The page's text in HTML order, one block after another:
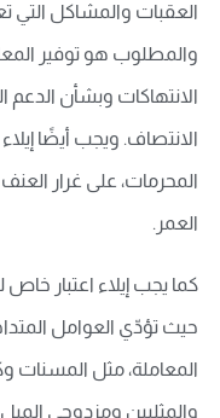
العقبات والمشاكل التي
والمطلوب هو توفير
الانتهاكات وبشأن الدعم
الانتصاف. ويجب أيضًا
المحرمات، على غرار
العمر.
كما يجب إيلاء اعتبار
حيث تؤدّي العوامل
المعاملة، مثل المسنات
والمثليين ومزدوجي